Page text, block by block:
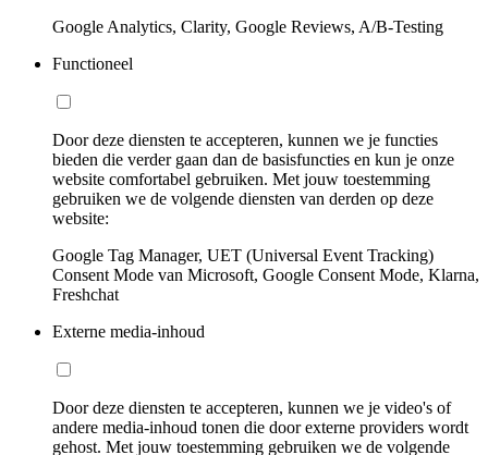
Google Analytics, Clarity, Google Reviews, A/B-Testing
Functioneel
Door deze diensten te accepteren, kunnen we je functies
bieden die verder gaan dan de basisfuncties en kun je onze
website comfortabel gebruiken. Met jouw toestemming
gebruiken we de volgende diensten van derden op deze
website:
Google Tag Manager, UET (Universal Event Tracking)
Consent Mode van Microsoft, Google Consent Mode, Klarna,
Freshchat
Externe media-inhoud
Door deze diensten te accepteren, kunnen we je video's of
andere media-inhoud tonen die door externe providers wordt
gehost. Met jouw toestemming gebruiken we de volgende